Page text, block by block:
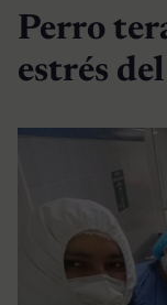
Perro
estrés